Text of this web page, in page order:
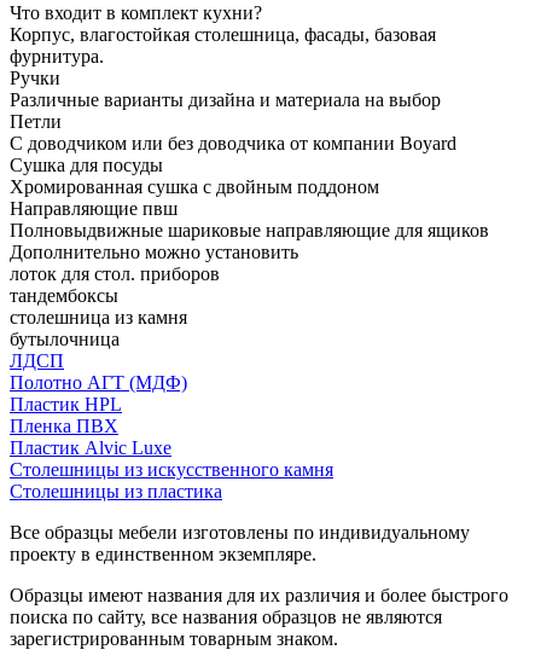
Что входит в комплект кухни?
Корпус, влагостойкая столешница, фасады, базовая
фурнитура.
Ручки
Различные варианты дизайна и материала на выбор
Петли
С доводчиком или без доводчика от компании Boyard
Сушка для посуды
Хромированная сушка с двойным поддоном
Направляющие пвш
Полновыдвижные шариковые направляющие для ящиков
Дополнительно можно установить
лоток для стол. приборов
тандембоксы
столешница из камня
бутылочница
ЛДСП
Полотно АГТ (МДФ)
Пластик HPL
Пленка ПВХ
Пластик Alvic Luxe
Столешницы из искусственного камня
Столешницы из пластика
Все образцы мебели изготовлены по индивидуальному
проекту в единственном экземпляре.
Образцы имеют названия для их различия и более быстрого
поиска по сайту, все названия образцов не являются
зарегистрированным товарным знаком.